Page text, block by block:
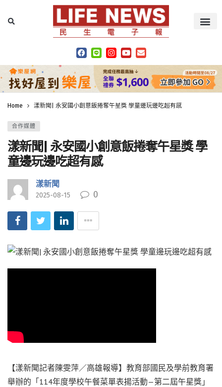
Home 漾新聞| 永安國小創意飯捲奪午星獎 學童邊玩邊吃超有感
合作媒體
漾新聞| 永安國小創意飯捲奪午星獎 學
童邊玩邊吃超有感
漾新聞
2025-08-15 0
【漾新聞記者陳雯萍／高雄報導】教育部國民及學前教育署
舉辦的「114年度學校午餐菜單表揚活動—第二屆午星獎」